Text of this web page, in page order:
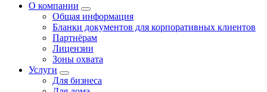
О компании
Общая информация
Бланки документов для корпоративных клиентов
Партнёрам
Лицензии
Зоны охвата
Услуги
Для бизнеса